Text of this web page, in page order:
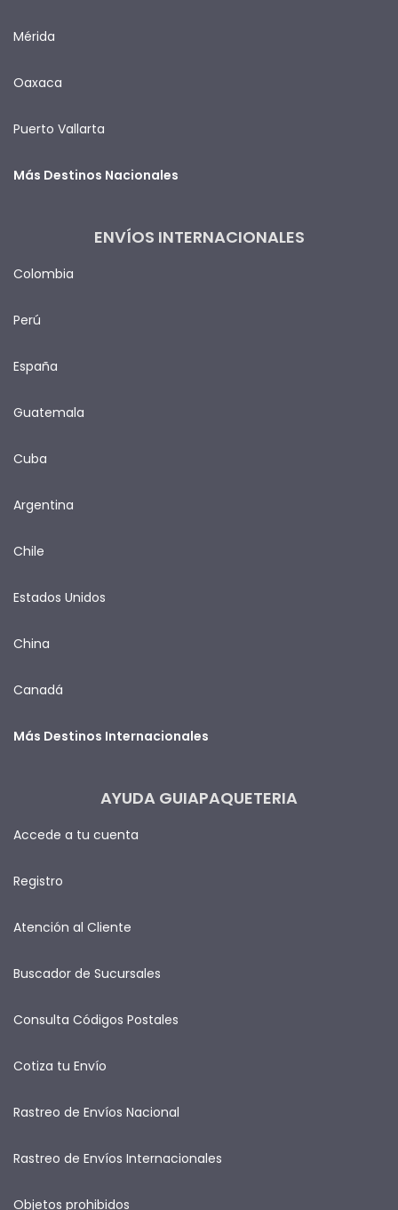
Mérida
Oaxaca
Puerto Vallarta
Más Destinos Nacionales
ENVÍOS INTERNACIONALES
Colombia
Perú
España
Guatemala
Cuba
Argentina
Chile
Estados Unidos
China
Canadá
Más Destinos Internacionales
AYUDA GUIAPAQUETERIA
Accede a tu cuenta
Registro
Atención al Cliente
Buscador de Sucursales
Consulta Códigos Postales
Cotiza tu Envío
Rastreo de Envíos Nacional
Rastreo de Envíos Internacionales
Objetos prohibidos